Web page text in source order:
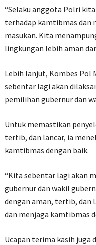
“Selaku anggota Polri
terhadap kamtibmas dan
masukan. Kita
lingkungan lebih aman
Lebih lanjut, Kombes Pol
sebentar lagi akan
pemilihan gubernur dan
Untuk memastikan
tertib, dan lancar, ia
kamtibmas dengan baik.
“Kita sebentar lagi akan
gubernur dan wakil
dengan aman, tertib, dan
dan menjaga kamtibmas
Ucapan terima kasih juga